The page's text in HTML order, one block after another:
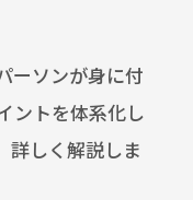
ーソンが身に付
ントを体系化し
詳しく解説しま